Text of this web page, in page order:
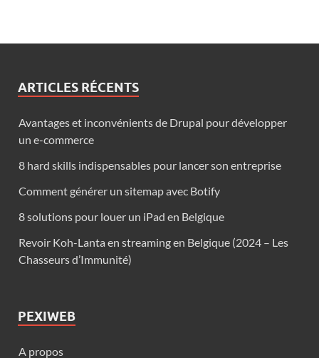
ARTICLES RÉCENTS
Avantages et inconvénients de Drupal pour développer
un e-commerce
8 hard skills indispensables pour lancer son entreprise
Comment générer un sitemap avec Botify
8 solutions pour louer un iPad en Belgique
Revoir Koh-Lanta en streaming en Belgique (2024 – Les
Chasseurs d’Immunité)
PEXIWEB
A propos